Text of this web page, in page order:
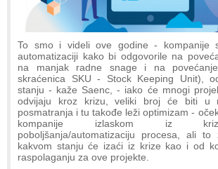
To smo i videli ove godine - kompanije
automatizaciji kako bi odgovorile na
na manjak radne snage i na
skraćenica SKU - Stock Keeping Unit),
stanju - kaže Saenc, - iako će mnogi
odvijaju kroz krizu, veliki broj će biti u
posmatranja i tu takođe leži optimizam -
kompanije izlaskom iz
poboljšanja/automatizaciju procesa, ali
kakvom stanju će izaći iz krize kao i od
raspolaganju za ove projekte.